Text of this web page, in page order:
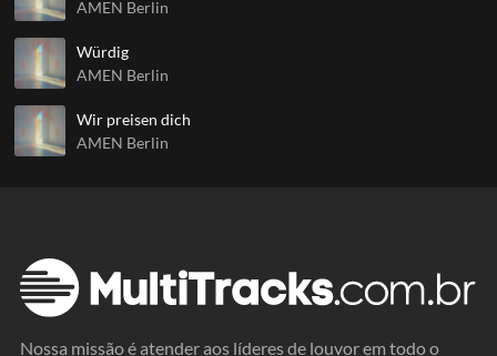
AMEN Berlin
Würdig
AMEN Berlin
Wir preisen dich
AMEN Berlin
Nossa missão é atender aos líderes de louvor em todo o